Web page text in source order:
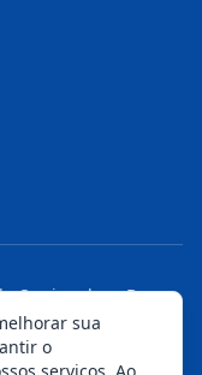
Queimadas - Ba.
sua
o